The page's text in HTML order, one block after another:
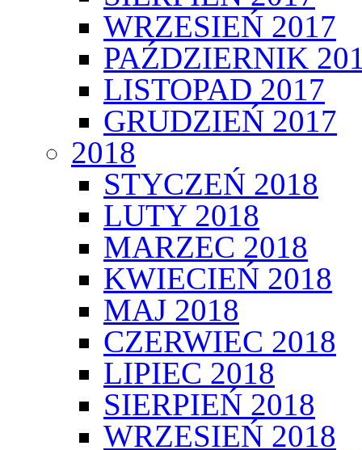
WRZESIEŃ 2017
PAŹDZIERNIK
LISTOPAD 2017
GRUDZIEŃ 2017
2018
STYCZEŃ 2018
LUTY 2018
MARZEC 2018
KWIECIEŃ 2018
MAJ 2018
CZERWIEC 2018
LIPIEC 2018
SIERPIEŃ 2018
WRZESIEŃ 2018